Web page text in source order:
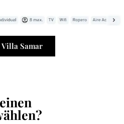
Villa Samar